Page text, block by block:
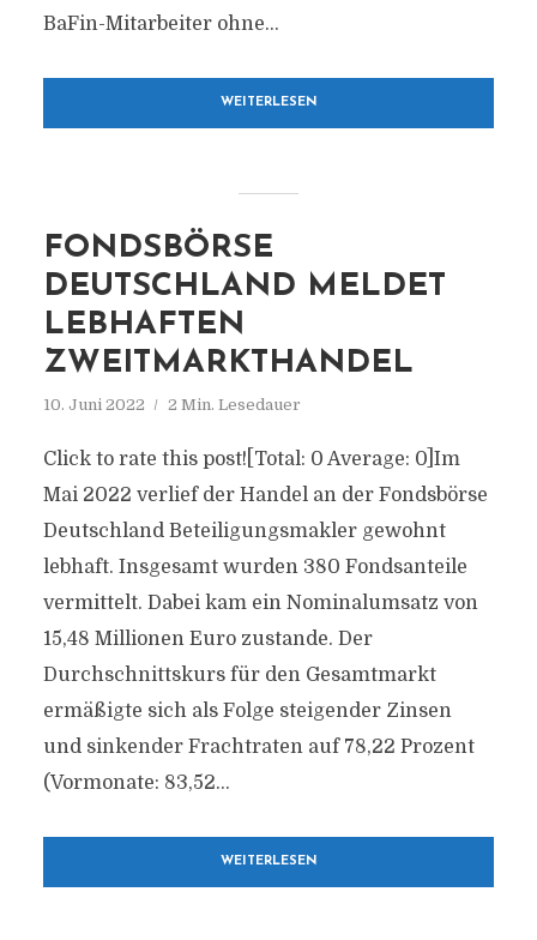
BaFin-Mitarbeiter ohne...
WEITERLESEN
FONDSBÖRSE
DEUTSCHLAND MELDET
LEBHAFTEN
ZWEITMARKTHANDEL
10. Juni 2022 2 Min. Lesedauer
Click to rate this post![Total: 0 Average: 0]Im
Mai 2022 verlief der Handel an der Fondsbörse
Deutschland Beteiligungsmakler gewohnt
lebhaft. Insgesamt wurden 380 Fondsanteile
vermittelt. Dabei kam ein Nominalumsatz von
15,48 Millionen Euro zustande. Der
Durchschnittskurs für den Gesamtmarkt
ermäßigte sich als Folge steigender Zinsen
und sinkender Frachtraten auf 78,22 Prozent
(Vormonate: 83,52...
WEITERLESEN